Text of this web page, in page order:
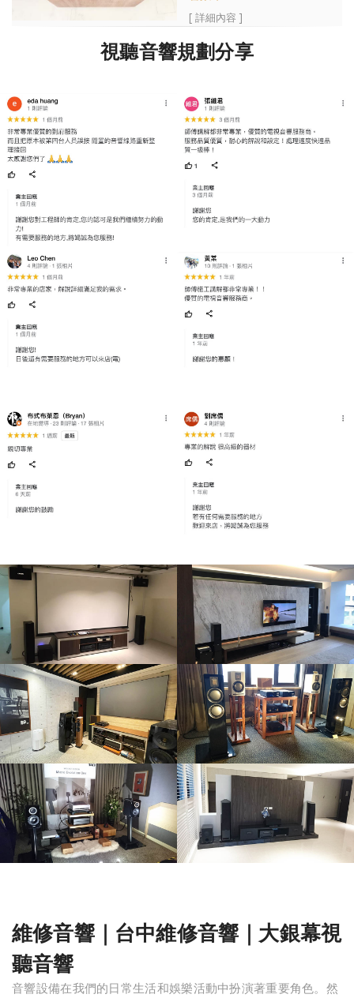
[ 詳細內容 ]
視聽音響規劃分享
維修音響｜台中維修音響｜大銀幕視
聽音響
音響設備在我們的日常生活和娛樂活動中扮演著重要角色。然